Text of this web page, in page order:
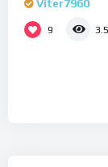
Viter7960
9